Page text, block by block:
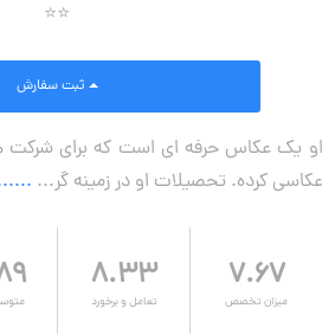
⭐⭐
او یک عکاس حرفه ای است که برای شرکت
عکاسی کرده. تحصیلات او در زمینه گر...
۷.۶۷
میزان تخصص
۸.۳۳
تعامل و برخورد